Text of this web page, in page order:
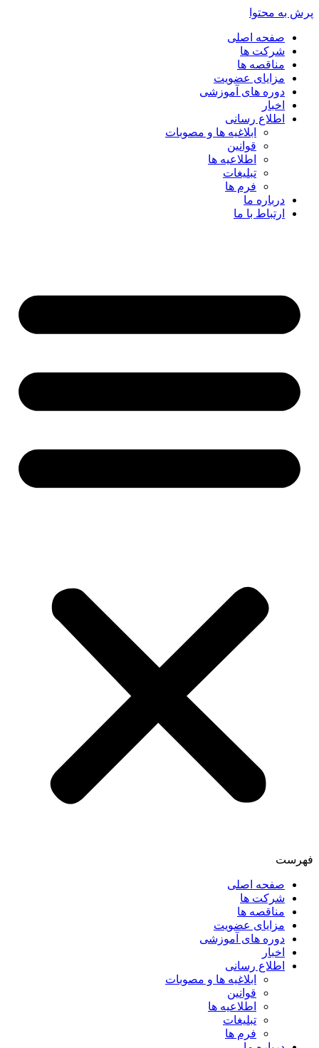
پرش به محتوا
صفحه اصلی
شرکت ها
مناقصه ها
مزایای عضویت
دوره های آموزشی
اخبار
اطلاع رسانی
ابلاغیه ها و مصوبات
قوانین
اطلاعیه ها
تبلیغات
فرم ها
درباره ما
ارتباط با ما
فهرست
صفحه اصلی
شرکت ها
مناقصه ها
مزایای عضویت
دوره های آموزشی
اخبار
اطلاع رسانی
ابلاغیه ها و مصوبات
قوانین
اطلاعیه ها
تبلیغات
فرم ها